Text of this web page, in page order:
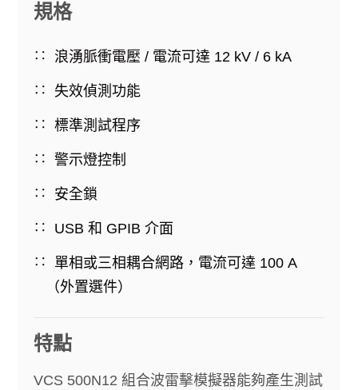
規格
浪湧脈衝電壓 / 電流可達 12 kV / 6 kA
失效偵測功能
標準測試程序
警示燈控制
安全鎖
USB 和 GPIB 介面
單相或三相耦合網路，電流可達 100 A
（外置選件）
特點
VCS 500N12 組合波雷擊模擬器能夠產生測試